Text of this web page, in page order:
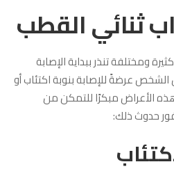
ثنائي القطب
ومختلفة تنذر ببداية الإصابة
عرضةً للإصابة بنوبة اكتئاب أو
الأعراض مبكرًا للتمكن من
حدوث ذلك: